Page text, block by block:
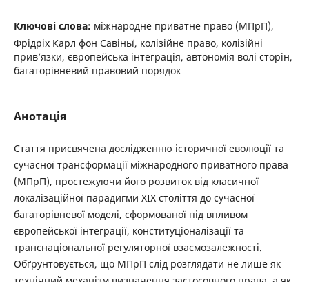
Ключові слова: міжнародне приватне право (МПрП),
Фрідріх Карл фон Савіньї, колізійне право, колізійні
прив’язки, європейська інтеграція, автономія волі сторін,
багаторівневий правовий порядок
Анотація
Стаття присвячена дослідженню історичної еволюції та
сучасної трансформації міжнародного приватного права
(МПрП), простежуючи його розвиток від класичної
локалізаційної парадигми ХІХ століття до сучасної
багаторівневої моделі, сформованої під впливом
європейської інтеграції, конституціоналізації та
транснаціональної регуляторної взаємозалежності.
Обґрунтовується, що МПрП слід розглядати не лише як